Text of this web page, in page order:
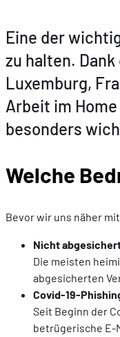
Eine der
zu halten.
Luxemburg,
Arbeit im
besonders
Welche
Bevor wir uns näher
Nicht
Die meisten
abgesicherten
Covid-19-
Seit Beginn der
betrügerische E-